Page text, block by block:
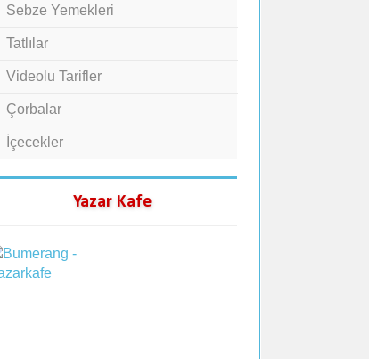
Sebze Yemekleri
Tatlılar
Videolu Tarifler
Çorbalar
İçecekler
Yazar Kafe